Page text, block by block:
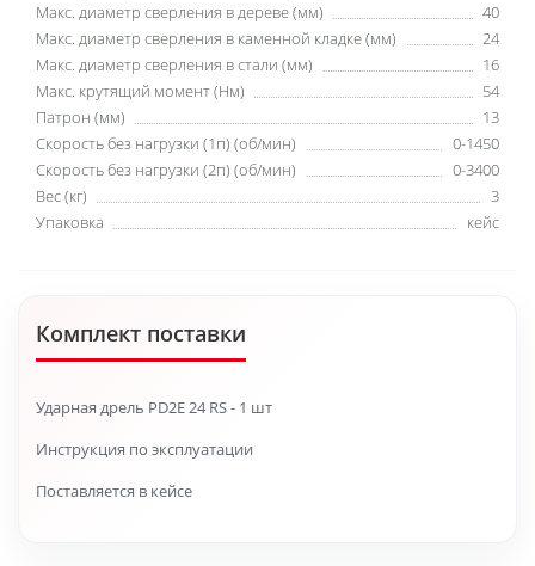
Макс. диаметр сверления в дереве (мм)
40
Макс. диаметр сверления в каменной кладке (мм)
24
Макс. диаметр сверления в стали (мм)
16
Макс. крутящий момент (Нм)
54
Патрон (мм)
13
Скорость без нагрузки (1п) (об/мин)
0-1450
Скорость без нагрузки (2п) (об/мин)
0-3400
Вес (кг)
3
Упаковка
кейс
Комплект поставки
Ударная дрель PD2E 24 RS - 1 шт
Инструкция по эксплуатации
Поставляется в кейсе